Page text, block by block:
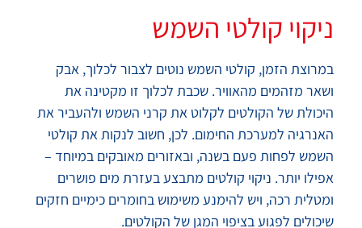
ניקוי קולטי השמש
במרוצת הזמן, קולטי השמש נוטים לצבור לכלוך, אבק
ושאר מזהמים מהאוויר. שכבת לכלוך זו מקטינה את
היכולת של הקולטים לקלוט את קרני השמש ולהעביר את
האנרגיה למערכת החימום. לכן, חשוב לנקות את קולטי
השמש לפחות פעם בשנה, ובאזורים מאובקים במיוחד –
אפילו יותר. ניקוי קולטים מתבצע בעזרת מים פושרים
ומטלית רכה, ויש להימנע משימוש בחומרים כימיים חזקים
שיכולים לפגוע בציפוי המגן של הקולטים.